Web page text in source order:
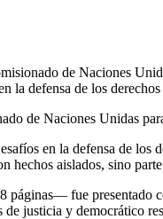
de Naciones
la defensa de los
de Naciones Unidas
en la defensa de los
hechos aislados, sino
fue presentado
de justicia y democrático